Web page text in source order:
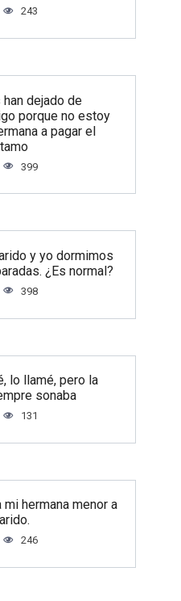
243
dejado de
porque no estoy
a pagar el
399
y yo dormimos
¿Es normal?
398
lo llamé, pero la
sonaba
131
hermana menor a
246